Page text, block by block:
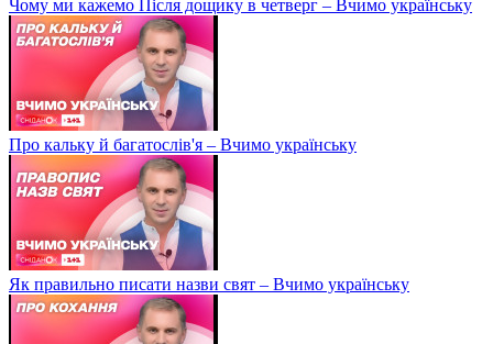
Чому ми кажемо Після дощику в четверг – Вчимо українську
Про кальку й багатослів'я – Вчимо українську
Як правильно писати назви свят – Вчимо українську